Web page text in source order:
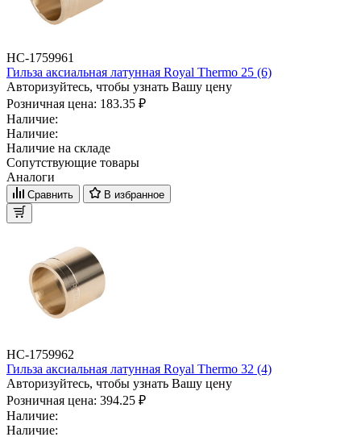
НС-1759961
Гильза аксиальная латунная Royal Thermo 25 (6)
Авторизуйтесь, чтобы узнать Вашу цену
Розничная цена: 183.35 ₽
Наличие:
Наличие:
Наличие на складе
Сопутствующие товары
Аналоги
Сравнить В избранное
НС-1759962
Гильза аксиальная латунная Royal Thermo 32 (4)
Авторизуйтесь, чтобы узнать Вашу цену
Розничная цена: 394.25 ₽
Наличие:
Наличие: